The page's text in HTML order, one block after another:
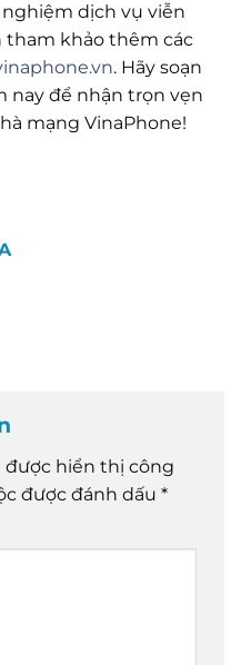
dịch vụ viễn
khảo thêm các
. Hãy soạn
nay để nhận trọn vẹn
mạng VinaPhone!
được hiển thị công
được đánh dấu *